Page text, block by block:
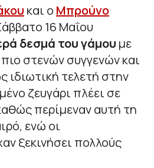
και ο Μπρούνο
16 Μαΐου
δεσμά του γάμου με
στενών συγγενών και
ιδιωτική τελετή στην
ζευγάρι πλέει σε
περίμεναν αυτή τη
ενώ οι
ξεκινήσει πολλούς